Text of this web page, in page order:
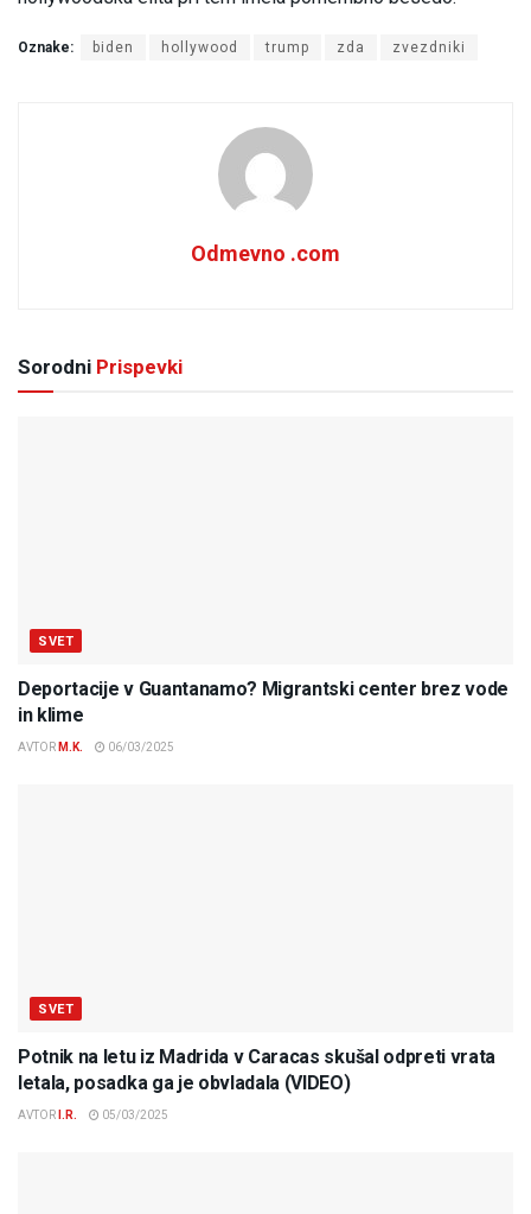
Oznake: biden hollywood trump zda zvezdniki
Odmevno .com
Sorodni Prispevki
SVET
Deportacije v Guantanamo? Migrantski center brez vode
in klime
AVTOR M.K. 06/03/2025
SVET
Potnik na letu iz Madrida v Caracas skušal odpreti vrata
letala, posadka ga je obvladala (VIDEO)
AVTOR I.R. 05/03/2025